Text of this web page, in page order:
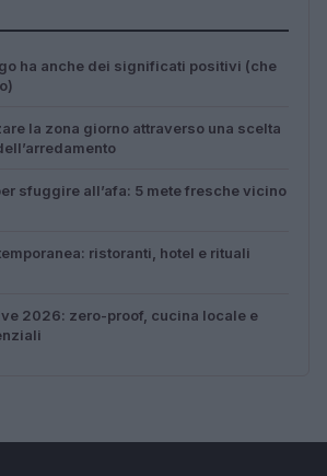
ha anche dei significati positivi (che
la zona giorno attraverso una scelta
sfuggire all’afa: 5 mete fresche vicino
ristoranti, hotel e rituali
2026: zero-proof, cucina locale e